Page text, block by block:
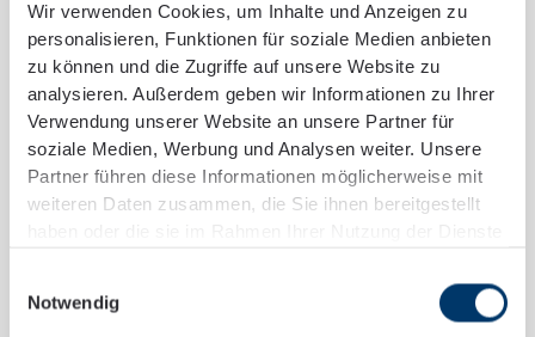
Wir verwenden Cookies, um Inhalte und Anzeigen zu
personalisieren, Funktionen für soziale Medien anbieten
zu können und die Zugriffe auf unsere Website zu
analysieren. Außerdem geben wir Informationen zu Ihrer
Verwendung unserer Website an unsere Partner für
soziale Medien, Werbung und Analysen weiter. Unsere
Partner führen diese Informationen möglicherweise mit
weiteren Daten zusammen, die Sie ihnen bereitgestellt
Notwendig
allem der gemeinsame Blick auf die Entwicklung des
Unternehmens im Mittelpunkt. In einem kurzen Rückblick
auf die vergangenen Jahrzehnte wurden anhand eines
Zeitstrahls verschiedene Stationen der
Unternehmensgeschichte vorgestellt – von den Anfängen
von SCHNEIDER + PARTNER über personelle und
strukturelle Entwicklungen bis hin zur Entstehung der
Ergänzt wurde der Rückblick durch zahlreiche Bilder und
Eindrücke aus unterschiedlichen Jahren und